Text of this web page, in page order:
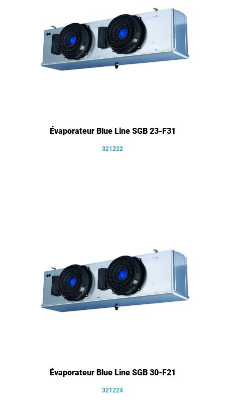
Évaporateur Blue Line SGB 23-F31
321222
Évaporateur Blue Line SGB 30-F21
321224